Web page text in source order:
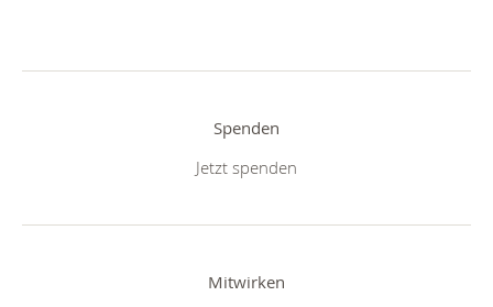
Spenden
Jetzt spenden
Mitwirken